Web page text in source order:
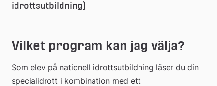
idrottsutbildning)
Vilket program kan jag välja?
Som elev på nationell idrottsutbildning läser du din
specialidrott i kombination med ett